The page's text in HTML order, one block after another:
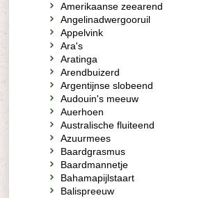
Amerikaanse zeearend
Angelinadwergooruil
Appelvink
Ara's
Aratinga
Arendbuizerd
Argentijnse slobeend
Audouin's meeuw
Auerhoen
Australische fluiteend
Azuurmees
Baardgrasmus
Baardmannetje
Bahamapijlstaart
Balispreeuw